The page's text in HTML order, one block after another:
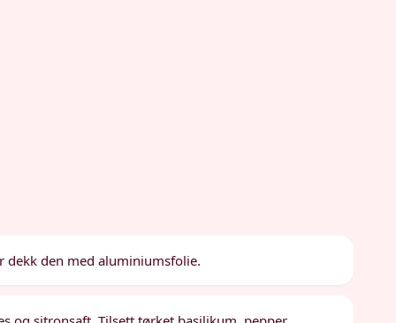
dekk den med aluminiumsfolie.